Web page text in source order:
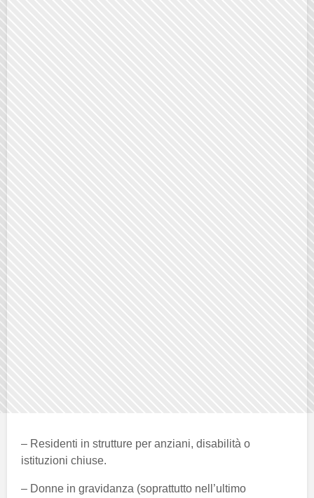
– Residenti in strutture per anziani, disabilità o
istituzioni chiuse.
– Donne in gravidanza (soprattutto nell’ultimo